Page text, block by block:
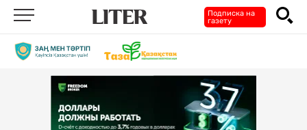
Подписка на
газету